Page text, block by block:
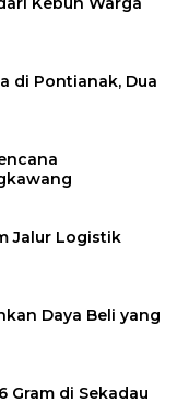
di Pontianak, Dua
Jalur Logistik
Daya Beli yang
Gram di Sekadau